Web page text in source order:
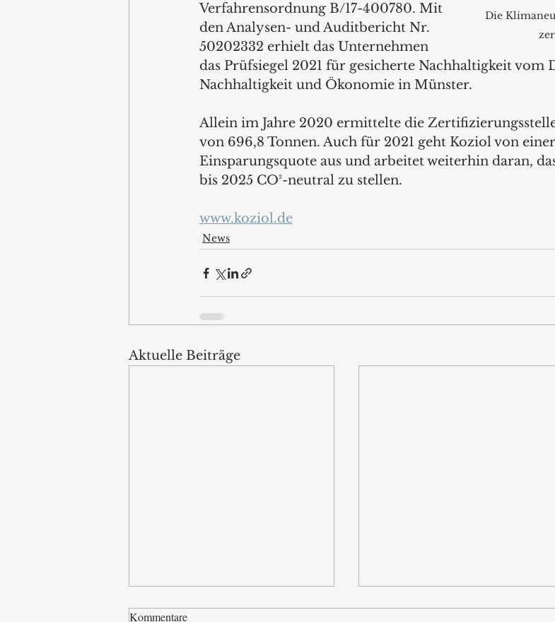
Die
Verfahrensordnung B/17-400780. Mit
den Analysen- und Auditbericht Nr.
50202332 erhielt das Unternehmen
das Prüfsiegel 2021 für gesicherte Nachhaltigkeit vom
Nachhaltigkeit und Ökonomie in Münster.
Allein im Jahre 2020 ermittelte die
von 696,8 Tonnen. Auch für 2021 geht Koziol von
Einsparungsquote aus und arbeitet weiterhin daran,
bis 2025 CO²-neutral zu stellen.
www.koziol.de
News
Aktuelle Beiträge
Kommentare